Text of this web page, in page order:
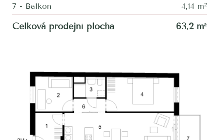
7 - Balkon 4,14 m²
Celková prodejní plocha 63,2 m²